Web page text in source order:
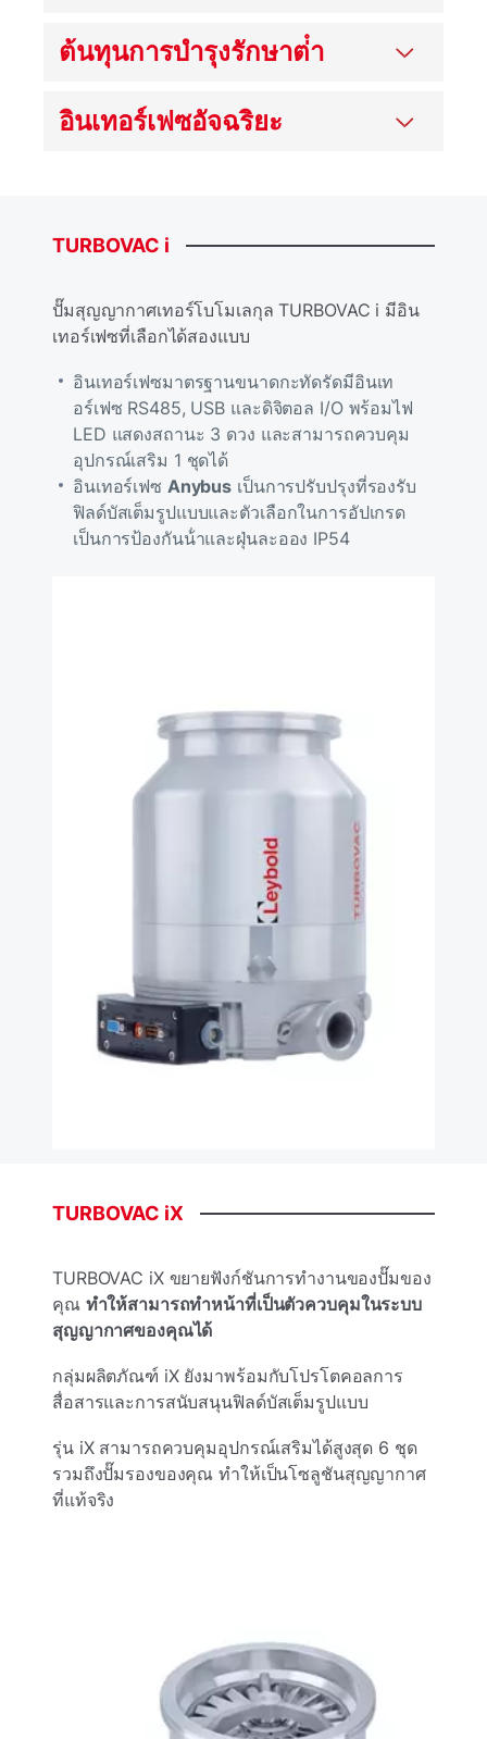
ต้นทุนการบํารุงรักษาต่ํา
อินเทอร์เฟซอัจฉริยะ
TURBOVAC i
ปั๊มสุญญากาศเทอร์โบโมเลกุล TURBOVAC i มีอิน
เทอร์เฟซที่เลือกได้สองแบบ
อินเทอร์เฟซมาตรฐานขนาดกะทัดรัดมีอินเท
อร์เฟซ RS485, USB และดิจิตอล I/O พร้อมไฟ
LED แสดงสถานะ 3 ดวง และสามารถควบคุม
อุปกรณ์เสริม 1 ชุดได้
อินเทอร์เฟซ Anybus เป็นการปรับปรุงที่รองรับ
ฟิลด์บัสเต็มรูปแบบและตัวเลือกในการอัปเกรด
เป็นการป้องกันน้ําและฝุ่นละออง IP54
TURBOVAC iX
TURBOVAC iX ขยายฟังก์ชันการทํางานของปั๊มของ
คุณ ทําให้สามารถทําหน้าที่เป็นตัวควบคุมในระบบ
สุญญากาศของคุณได้
กลุ่มผลิตภัณฑ์ iX ยังมาพร้อมกับโปรโตคอลการ
สื่อสารและการสนับสนุนฟิลด์บัสเต็มรูปแบบ
รุ่น iX สามารถควบคุมอุปกรณ์เสริมได้สูงสุด 6 ชุด
รวมถึงปั๊มรองของคุณ ทําให้เป็นโซลูชันสุญญากาศ
ที่แท้จริง